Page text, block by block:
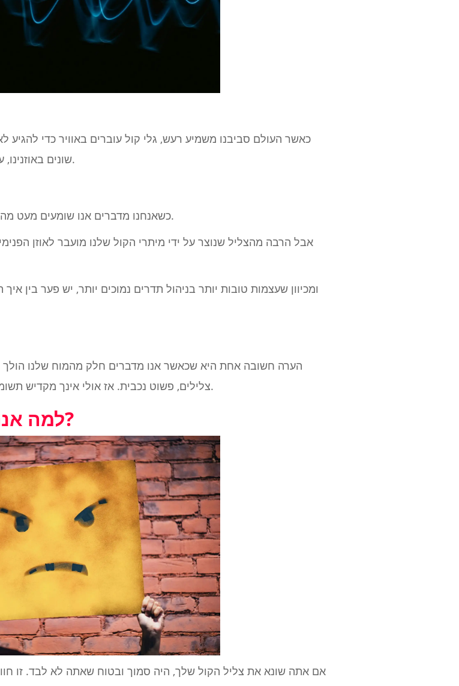
כאשר העולם סביבנו משמיע רעש, גלי קול עוברים באוויר כדי להגיע
שונים באוזנינו, עד שהמוח שלנו מפרש את האות למשהו משמעותי.
כשאנחנו מדברים אנו שומעים מעט מהקול שלנו מהולכת אוויר - בדיוק כמו שכולם עושים.
אבל הרבה מהצליל שנוצר על ידי מיתרי הקול שלנו מועבר לאוזן
ומכיוון שעצמות טובות יותר בניהול תדרים נמוכים יותר, יש פער בין
הערה חשובה אחת היא שכאשר אנו מדברים חלק מהמוח שלנו הולך
צלילים, פשוט נכבית. אז אולי אינך מקדיש תשומת לב רבה לצליל שאתה משמיע כפי שהיית חושב.
למה אנחנו שונאים את הקול שלנו?
אם אתה שונא את צליל הקול שלך, היה סמוך ובטוח שאתה לא לבד. זו